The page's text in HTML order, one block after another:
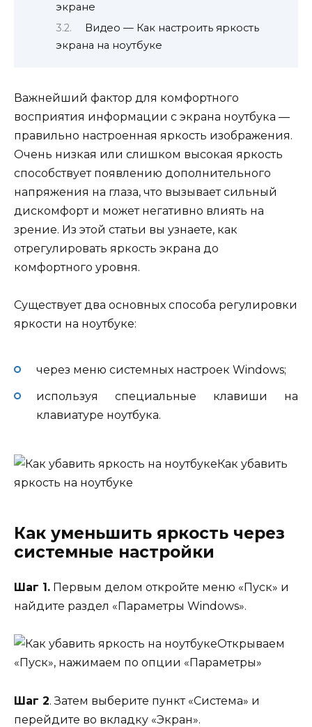
экране
Видео — Как настроить яркость
экрана на ноутбуке
Важнейший фактор для комфортного
восприятия информации с экрана ноутбука —
правильно настроенная яркость изображения.
Очень низкая или слишком высокая яркость
способствует появлению дополнительного
напряжения на глаза, что вызывает сильный
дискомфорт и может негативно влиять на
зрение. Из этой статьи вы узнаете, как
отрегулировать яркость экрана до
комфортного уровня.
Существует два основных способа регулировки
яркости на ноутбуке:
через меню системных настроек Windows;
используя специальные клавиши на
клавиатуре ноутбука.
Как убавить
яркость на ноутбуке
Как уменьшить яркость через
системные настройки
Шаг 1. Первым делом откройте меню «Пуск» и
найдите раздел «Параметры Windows».
Открываем
«Пуск», нажимаем по опции «Параметры»
Шаг 2. Затем выберите пункт «Система» и
перейдите во вкладку «Экран».